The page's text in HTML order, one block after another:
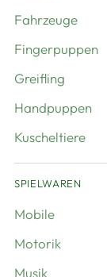
Fahrzeuge
Fingerpuppen
Greifling
Handpuppen
Kuscheltiere
SPIELWAREN
Mobile
Motorik
Musik